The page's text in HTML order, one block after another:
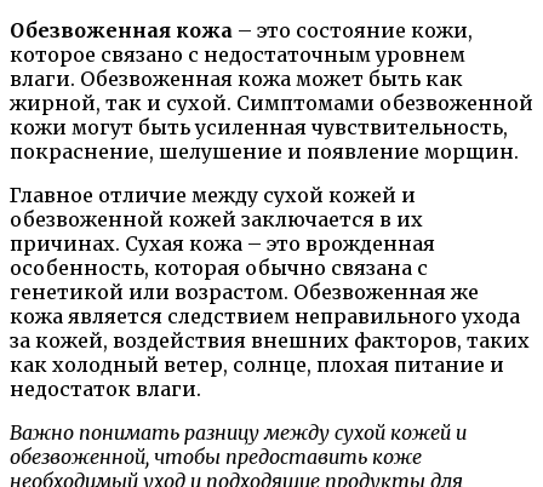
Обезвоженная кожа – это состояние кожи,
которое связано с недостаточным уровнем
влаги. Обезвоженная кожа может быть как
жирной, так и сухой. Симптомами обезвоженной
кожи могут быть усиленная чувствительность,
покраснение, шелушение и появление морщин.
Главное отличие между сухой кожей и
обезвоженной кожей заключается в их
причинах. Сухая кожа – это врожденная
особенность, которая обычно связана с
генетикой или возрастом. Обезвоженная же
кожа является следствием неправильного ухода
за кожей, воздействия внешних факторов, таких
как холодный ветер, солнце, плохая питание и
недостаток влаги.
Важно понимать разницу между сухой кожей и
обезвоженной, чтобы предоставить коже
необходимый уход и подходящие продукты для